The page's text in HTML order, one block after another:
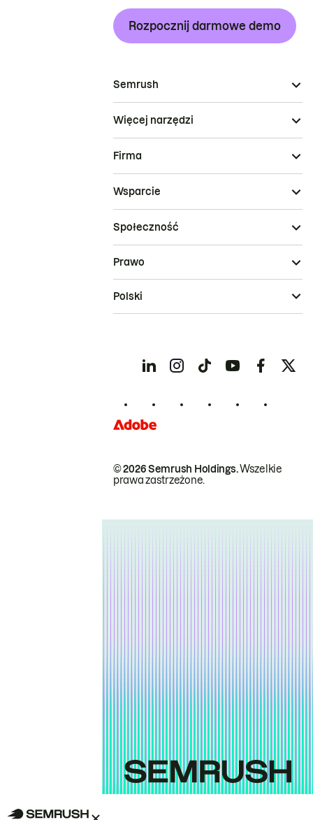
Rozpocznij darmowe demo
Semrush
Więcej narzędzi
Firma
Wsparcie
Społeczność
© 2026 Semrush Holdings.Wszelkie
prawa zastrzeżone.
Prawo
Polski